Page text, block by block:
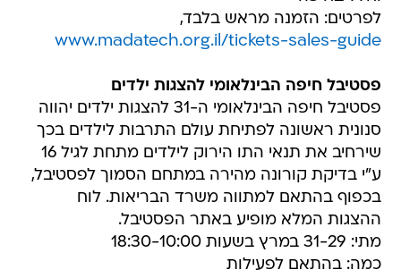
לפרטים: הזמנה מראש בלבד,
www.madatech.org.il/tickets-sales-guide
פסטיבל חיפה הבינלאומי להצגות ילדים
פסטיבל חיפה הבינלאומי ה-31 להצגות ילדים יהווה
סנונית ראשונה לפתיחת עולם התרבות לילדים בכך
שירחיב את תנאי התו הירוק לילדים מתחת לגיל 16
ע"י בדיקת קורונה מהירה במתחם הסמוך לפסטיבל,
בכפוף בהתאם למתווה משרד הבריאות. לוח
ההצגות המלא מופיע באתר הפסטיבל.
מתי: 31-29 במרץ בשעות 18:30-10:00
כמה: בהתאם לפעילות